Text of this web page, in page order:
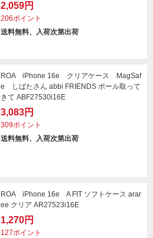
2,059円
206ポイント
送料無料、入荷次第出荷
ROA iPhone 16e クリアケース MagSaf
e しばたさん abbi FRIENDS ボール取って
きて ABF27530i16E
3,083円
309ポイント
送料無料、入荷次第出荷
ROA iPhone 16e A FIT ソフトケース arar
ee クリア AR27523i16E
1,270円
127ポイント